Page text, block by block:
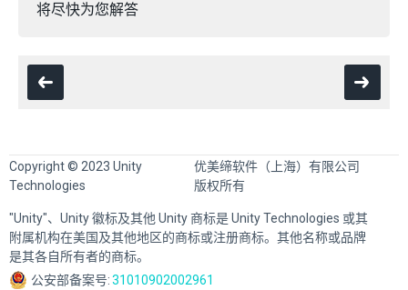
将尽快为您解答
Copyright © 2023 Unity
Technologies
优美缔软件（上海）有限公司
版权所有
"Unity"、Unity 徽标及其他 Unity 商标是 Unity Technologies 或其
附属机构在美国及其他地区的商标或注册商标。其他名称或品牌
是其各自所有者的商标。
公安部备案号:31010902002961